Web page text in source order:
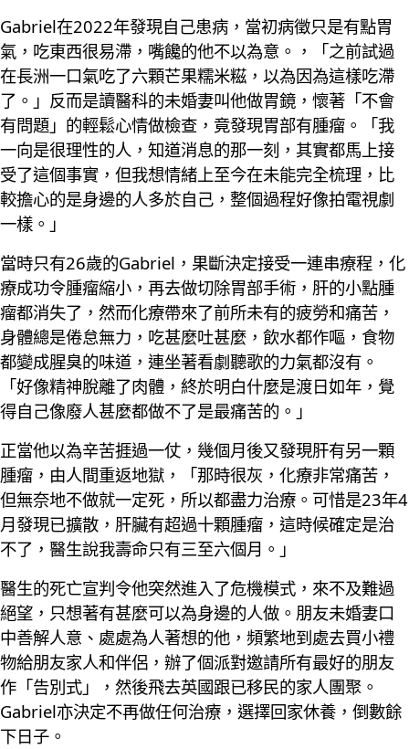
Gabriel在2022年發現自己患病，當初病徵只是有點胃
氣，吃東西很易滯，嘴饞的他不以為意。，「之前試過
在長洲一口氣吃了六顆芒果糯米糍，以為因為這樣吃滯
了。」反而是讀醫科的未婚妻叫他做胃鏡，懷著「不會
有問題」的輕鬆心情做檢查，竟發現胃部有腫瘤。「我
一向是很理性的人，知道消息的那一刻，其實都馬上接
受了這個事實，但我想情緒上至今在未能完全梳理，比
較擔心的是身邊的人多於自己，整個過程好像拍電視劇
一樣。」
當時只有26歲的Gabriel，果斷決定接受一連串療程，化
療成功令腫瘤縮小，再去做切除胃部手術，肝的小點腫
瘤都消失了，然而化療帶來了前所未有的疲勞和痛苦，
身體總是倦怠無力，吃甚麼吐甚麼，飲水都作嘔，食物
都變成腥臭的味道，連坐著看劇聽歌的力氣都沒有。
「好像精神脫離了肉體，終於明白什麼是渡日如年，覺
得自己像廢人甚麼都做不了是最痛苦的。」
正當他以為辛苦捱過一仗，幾個月後又發現肝有另一顆
腫瘤，由人間重返地獄，「那時很灰，化療非常痛苦，
但無奈地不做就一定死，所以都盡力治療。可惜是23年4
月發現已擴散，肝臟有超過十顆腫瘤，這時候確定是治
不了，醫生說我壽命只有三至六個月。」
醫生的死亡宣判令他突然進入了危機模式，來不及難過
絕望，只想著有甚麼可以為身邊的人做。朋友未婚妻口
中善解人意、處處為人著想的他，頻繁地到處去買小禮
物給朋友家人和伴侶，辦了個派對邀請所有最好的朋友
作「告別式」，然後飛去英國跟已移民的家人團聚。
Gabriel亦決定不再做任何治療，選擇回家休養，倒數餘
下日子。